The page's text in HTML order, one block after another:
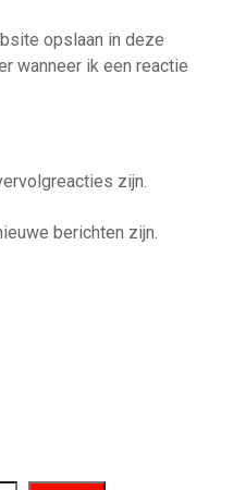
opslaan in deze
wanneer ik een reactie
zijn.
berichten zijn.